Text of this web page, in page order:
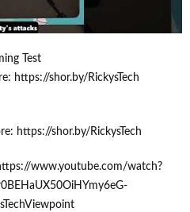
Test
https://shor.by/RickysTech
https://shor.by/RickysTech
www.youtube.com/watch?